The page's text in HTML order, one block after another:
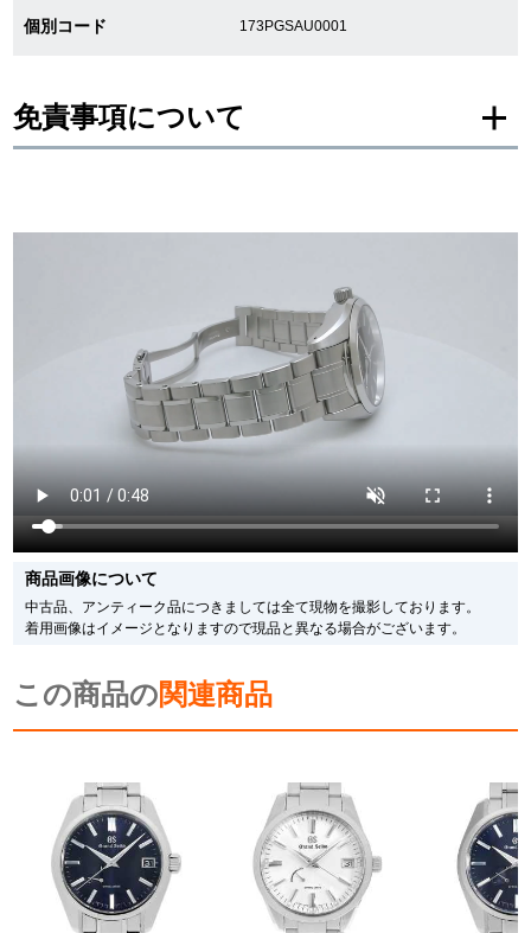
商品画像について
中古品、アンティーク品につきましては全て現物を撮影しております。
着用画像はイメージとなりますので現品と異なる場合がございます。
この商品の関連商品
個別コード 173PGSAU0001
免責事項について
また、メーカーにてマイナーチェンジがなされる場合がございますが、在庫品
※光の加減やモニターの設定により、実際の商品と色目が異なる場合がござい
※シリアルナンバーや限定番号につきましては、プライバシーの関係上WEBへ
の掲載を控えております。
またお電話でお問い合わせ頂きましてもお答えできません。
※当店では店頭販売も行っております為、サイトでのご注文と店頭処理との時
間差で在庫切れになる場合がございます。
メールにてお問い合わせいただけますようお願いいたします。
※アンティーク品やユーズド品の場合、外装および内部機械に代替部品を使用
※表示の定価は、入荷時の価格となっております。
現在の定価と異なる場合がございますのでご了承くださいませ。